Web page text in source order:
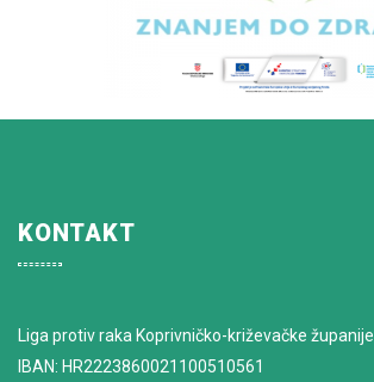
KONTAKT
Liga protiv raka Koprivničko-križevačke županije
IBAN: HR2223860021100510561